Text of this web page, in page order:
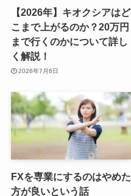
【2026年】キオクシアはど
こまで上がるのか？20万円
まで行くのかについて詳し
く解説！
2026年7月6日
FXを専業にするのはやめた
方が良いという話